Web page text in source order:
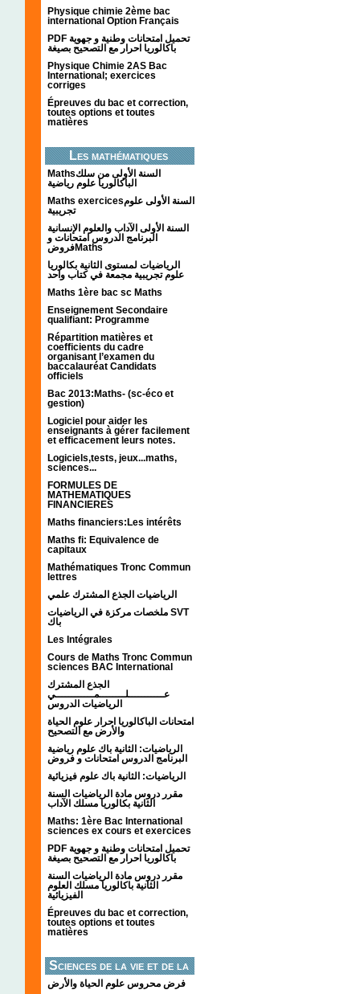
Physique chimie 2ème bac
international Option Français
PDF تحميل امتحانات وطنية و جهوية
باكالوريا احرار مع التصحيح بصيغة
Physique Chimie 2AS Bac
International; exercices
corriges
Épreuves du bac et correction,
toutes options et toutes
matières
Les mathématiques
Mathsالسنة الأولى من سلك
الباكالوريا علوم رياضية
Maths exercicesالسنة الأولى علوم
تجريبية
السنة الأولى الآداب والعلوم الإنسانية
البرنامج الدروس امتحانات و
فروضMaths
الرياضيات لمستوى الثانية بكالوريا
علوم تجريبية مجمعة في كتاب واحد
Maths 1ère bac sc Maths
Enseignement Secondaire
qualifiant: Programme
Répartition matières et
coefficients du cadre
organisant l’examen du
baccalauréat Candidats
officiels
Bac 2013:Maths- (sc-éco et
gestion)
Logiciel pour aider les
enseignants à gérer facilement
et efficacement leurs notes.
Logiciels,tests, jeux...maths,
sciences...
FORMULES DE
MATHEMATIQUES
FINANCIERES
Maths financiers:Les intérêts
Maths fi: Equivalence de
capitaux
Mathématiques Tronc Commun
lettres
الرياضيات الجذع المشترك علمي
ملخصات مركزة في الرياضيات SVT
باك
Les Intégrales
Cours de Maths Tronc Commun
sciences BAC International
الجذع المشترك
عـــــــــــلــــــــمــــــــــــي
الرياضيات الدروس
امتحانات الباكالوريا احرار علوم الحياة
والأرض مع التصحيح
الرياضيات: الثانية باك علوم رياضية
البرنامج الدروس امتحانات و فروض
الرياضيات: الثانية باك علوم فيزيائية
مقرر دروس مادة الرياضيات السنة
الثانية بكالوريا مسلك الآداب
Maths: 1ère Bac International
sciences ex cours et exercices
PDF تحميل امتحانات وطنية و جهوية
باكالوريا احرار مع التصحيح بصيغة
مقرر دروس مادة الرياضيات السنة
الثانية باكالوريا مسلك العلوم
الفيزيائية
Épreuves du bac et correction,
toutes options et toutes
matières
Sciences de la vie et de la
terre
فرض محروس علوم الحياة والأرض